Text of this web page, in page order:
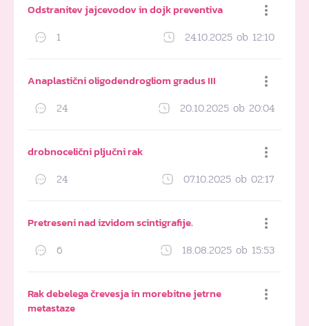
Odstranitev jajcevodov in dojk preventiva
1 24.10.2025 ob 12:10
Anaplastični oligodendrogliom gradus III
24 20.10.2025 ob 20:04
drobnocelični pljučni rak
24 07.10.2025 ob 02:17
Pretreseni nad izvidom scintigrafije.
6 18.08.2025 ob 15:53
Rak debelega črevesja in morebitne jetrne
metastaze